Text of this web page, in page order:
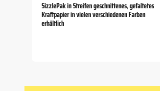
SizzlePak in Streifen geschnittenes, gefaltetes
Kraftpapier in vielen verschiedenen Farben
erhältlich